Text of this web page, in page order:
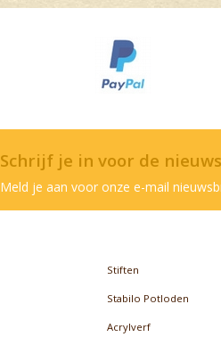
Schrijf je in voor de
Meld je aan voor onze e-mail
Stiften
Stabilo Potloden
Acrylverf